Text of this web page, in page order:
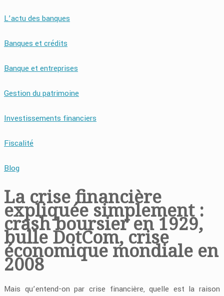
L’actu des banques
Banques et crédits
Banque et entreprises
Gestion du patrimoine
Investissements financiers
Fiscalité
Blog
La crise financière
expliquée simplement :
crash boursier en 1929,
bulle DotCom, crise
économique mondiale en
2008
Mais qu’entend-on par crise financière, quelle est la raison